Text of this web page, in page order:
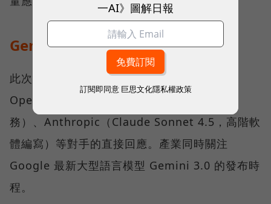
Gemini 3.0 要來了？
此次Google AI Studio更新被視為對
OpenAI（GPT-5 Codex，專攻長時間編碼任
務）、Anthropic（Claude Sonnet 4.5，高階軟
體編寫）等對手的直接回應。產業同時關注
Google 最新大型語言模型 Gemini 3.0 的發布時
程。
一AI》圖解日報
訂閱即同意 巨思文化隱私權政策